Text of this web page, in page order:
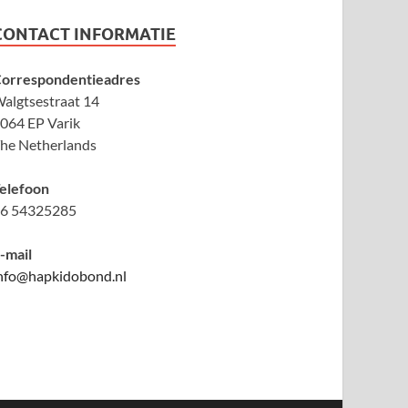
INFORMATIE
14
EP Varik
Netherlands
54325285
mail